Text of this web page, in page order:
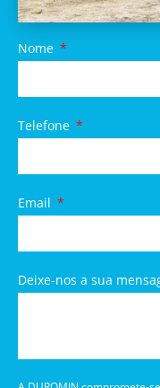
Nome
Telefone
Email
Deixe-nos a sua